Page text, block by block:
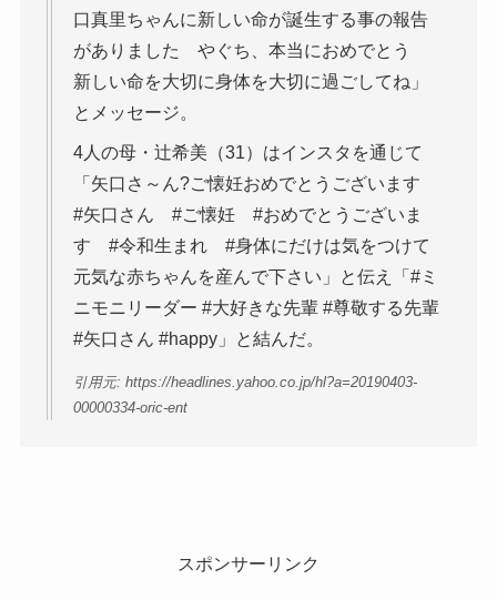
口真里ちゃんに新しい命が誕生する事の報告
がありました やぐち、本当におめでとう
新しい命を大切に身体を大切に過ごしてね」
とメッセージ。
4人の母・辻希美（31）はインスタを通じて
「矢口さ～ん?ご懐妊おめでとうございます
#矢口さん #ご懐妊 #おめでとうございま
す #令和生まれ #身体にだけは気をつけて
元気な赤ちゃんを産んで下さい」と伝え「#ミ
ニモニリーダー #大好きな先輩 #尊敬する先輩
#矢口さん #happy」と結んだ。
引用元: https://headlines.yahoo.co.jp/hl?a=20190403-
00000334-oric-ent
スポンサーリンク